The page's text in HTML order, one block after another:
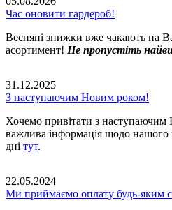
Час оновити гардероб!
Весняні знижки вже чакають на
асортимент! Не пропустіть
31.12.2025
З наступаючим Новим роком!
Хочемо привітати з
важлива інформація щодо нашого
дні тут.
22.05.2024
Ми приймаємо оплату будь-яким